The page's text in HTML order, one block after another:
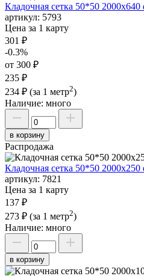
Кладочная сетка 50*50
артикул: 5793
Цена за 1 карту
301 ₽
-0.3%
от 300 ₽
235 ₽
234 ₽ (за 1 метр2)
Наличие: много
в корзину
Распродажа
Кладочная сетка 50*50
артикул: 7821
Цена за 1 карту
137 ₽
273 ₽ (за 1 метр2)
Наличие: много
в корзину